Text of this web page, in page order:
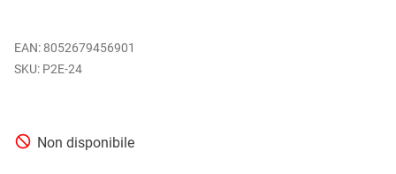
EAN: 8052679456901
P2E-24
Non disponibile